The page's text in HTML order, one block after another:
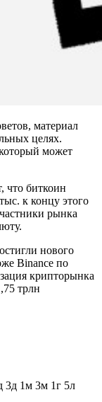
материал
целях.
может
что биткоин
к концу этого
рынка
нового
Binance по
крипторынка
трлн
3д 1м 3м 1г 5л